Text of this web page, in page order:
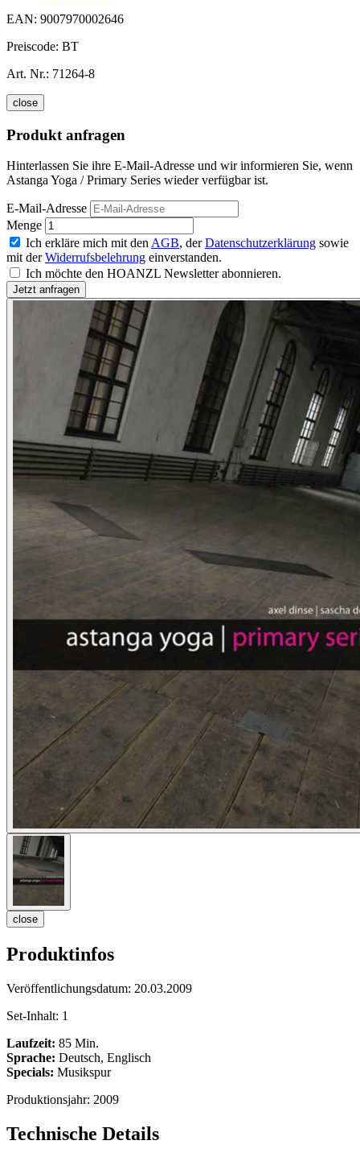
EAN: 9007970002646
Preiscode: BT
Art. Nr.: 71264-8
close
Produkt anfragen
Hinterlassen Sie ihre E-Mail-Adresse und wir informieren Sie, wenn
Astanga Yoga / Primary Series wieder verfügbar ist.
E-Mail-Adresse
Menge
Ich erkläre mich mit den AGB, derDatenschutzerklärung sowie
mit derWiderrufsbelehrung einverstanden.
Ich möchte den HOANZL Newsletter abonnieren.
close
Produktinfos
Veröffentlichungsdatum: 20.03.2009
Set-Inhalt: 1
Laufzeit: 85 Min.
Sprache: Deutsch, Englisch
Specials: Musikspur
Produktionsjahr: 2009
Technische Details